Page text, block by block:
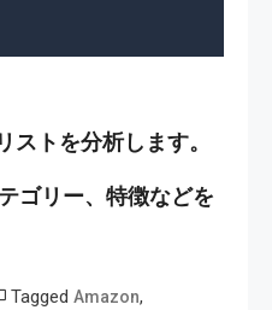
トを分析します。
ゴリー、特徴などを
Tagged Amazon,